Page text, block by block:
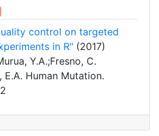
control on targeted
in R" (2017)
Y.A.;Fresno, C.
E.A. Human Mutation.